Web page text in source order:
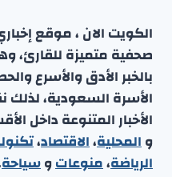
الكويت الان ، موقع
صحفية متميزة للقارئ،
بالخبر الأدق والأسرع
الأسرة السعودية،
الأخبار المتنوعة داخل
والمحلية،الاقتصاد،
الرياضة،منوعاتوسياحة